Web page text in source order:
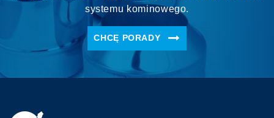
systemu kominowego.
CHCĘ PORADY